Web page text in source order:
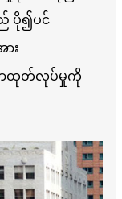
ပို၍ပင်
း
ောထုတ်လုပ်မှုကို